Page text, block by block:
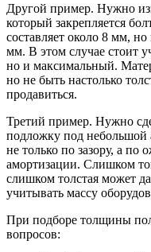
Другой пример. Нужно
который закрепляется
составляет около 8 мм,
мм. В этом случае стоит
но и максимальный.
но не быть настолько
продавиться.
Третий пример. Нужно
подложку под небольшой
не только по зазору, а по
амортизации. Слишком
слишком толстая может
учитывать массу
При подборе толщины
вопросов: